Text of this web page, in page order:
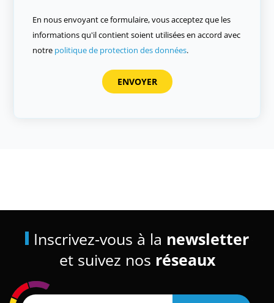
En nous envoyant ce formulaire, vous acceptez que les
informations qu'il contient soient utilisées en accord avec
notre politique de protection des données.
Inscrivez-vous à la newsletter
et suivez nos réseaux